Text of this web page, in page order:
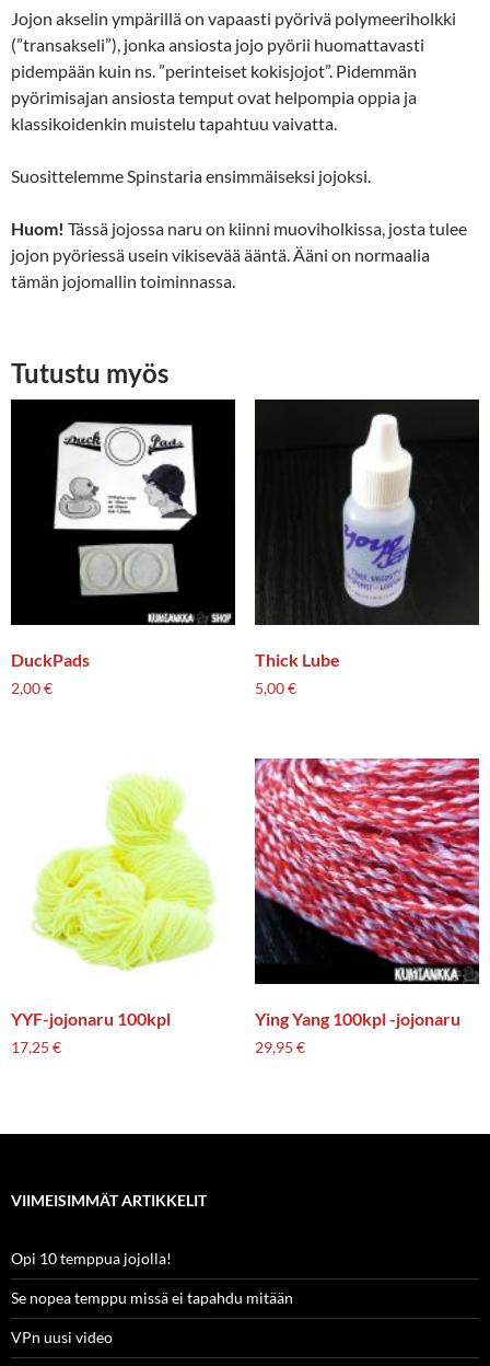
Jojon akselin ympärillä on vapaasti pyörivä polymeeriholkki
(”transakseli”), jonka ansiosta jojo pyörii huomattavasti
pidempään kuin ns. ”perinteiset kokisjojot”. Pidemmän
pyörimisajan ansiosta temput ovat helpompia oppia ja
klassikoidenkin muistelu tapahtuu vaivatta.
Suosittelemme Spinstaria ensimmäiseksi jojoksi.
Huom! Tässä jojossa naru on kiinni muoviholkissa, josta tulee
jojon pyöriessä usein vikisevää ääntä. Ääni on normaalia
tämän jojomallin toiminnassa.
Tutustu myös
DuckPads
2,00€
Thick Lube
5,00€
YYF-jojonaru 100kpl
17,25 €
Ying Yang 100kpl -jojonaru
29,95 €
VIIMEISIMMÄT ARTIKKELIT
Opi 10 temppua jojolla!
Se nopea temppu missä ei tapahdu mitään
VPn uusi video